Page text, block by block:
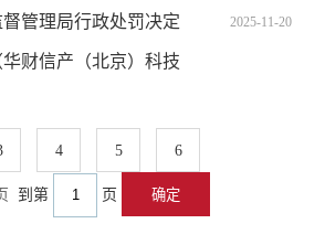
督管理局行政处罚决定
财信产（北京）科技
2025-11-20
4 5 6
到第 页